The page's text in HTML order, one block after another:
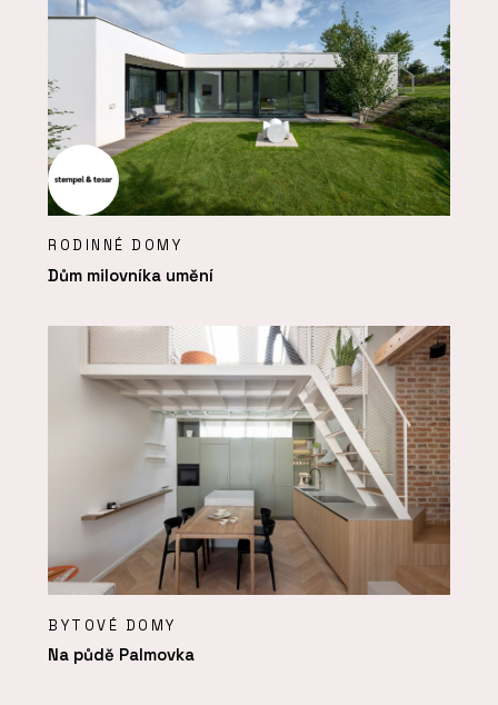
RODINNÉ DOMY
Dům milovníka umění
BYTOVÉ DOMY
Na půdě Palmovka